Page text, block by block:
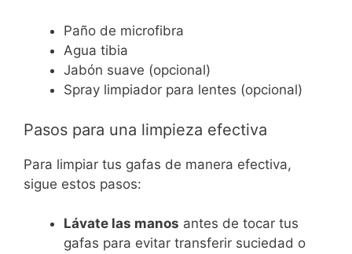
Paño de microfibra
Agua tibia
Jabón suave (opcional)
Spray limpiador para lentes (opcional)
Pasos para una limpieza efectiva
Para limpiar tus gafas de manera efectiva,
sigue estos pasos:
Lávate las manos antes de tocar tus
gafas para evitar transferir suciedad o